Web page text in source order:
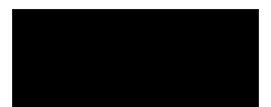
ԾՐԱԳԻՐՆԵՐ ԵՒ ՓՈՏՔԱՍԹՆԵՐ